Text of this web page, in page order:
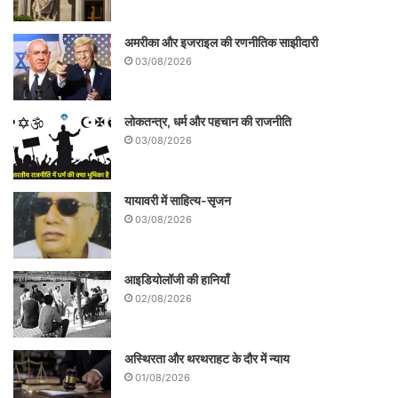
समर्थक छवि की वैधता को न संभाल पाने से की थी।
मगर बाद में इसे जिस बात से सबसे ज्यादा नुकसान
हुआ, वह है गांवों में नागरिक समाज या कानून की
निष्पक्षता का वाम शासन में भी मजबूत नहीं हो पाना।
अमरीका और इजराइल की रणनीतिक साझीदारी
03/08/2026
लोकतन्त्र, धर्म और पहचान की राजनीति
03/08/2026
यायावरी में साहित्य-सृजन
03/08/2026
आइडियोलॉजी की हानियाँ
02/08/2026
अस्थिरता और थरथराहट के दौर में न्याय
01/08/2026